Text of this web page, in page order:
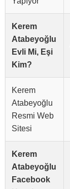
Kerem
Atabeyoğlu
Evli Mi, Eşi
Kim?
Kerem
Atabeyoğlu
Resmi Web
Sitesi
Kerem
Atabeyoğlu
Facebook